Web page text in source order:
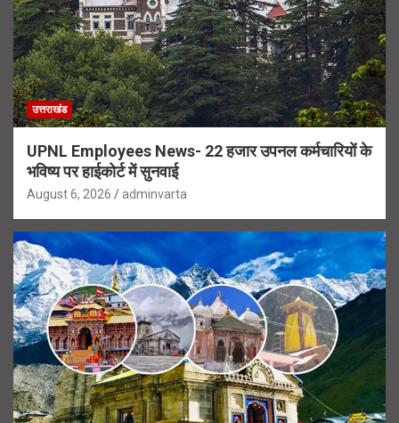
उत्तराखंड
UPNL Employees News- 22 हजार उपनल कर्मचारियों के
भविष्य पर हाईकोर्ट में सुनवाई
August 6, 2026 adminvarta